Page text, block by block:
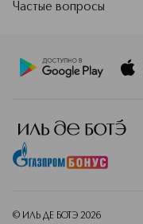
Частые вопросы
© ИЛЬ ДЕ БОТЭ 2026